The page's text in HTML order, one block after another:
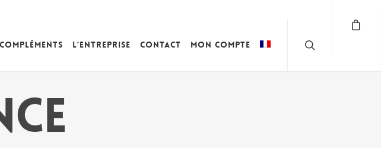
Compléments L’entreprise Contact Mon compte